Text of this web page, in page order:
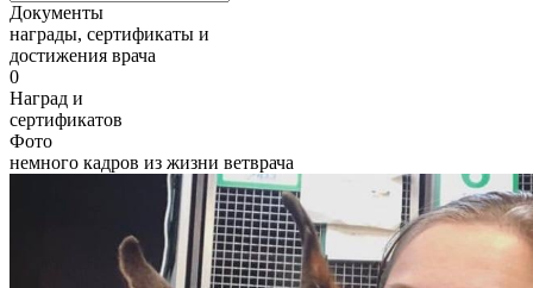
Документы
награды, сертификаты и
достижения врача
0
Наград и
сертификатов
Фото
немного кадров из жизни ветврача